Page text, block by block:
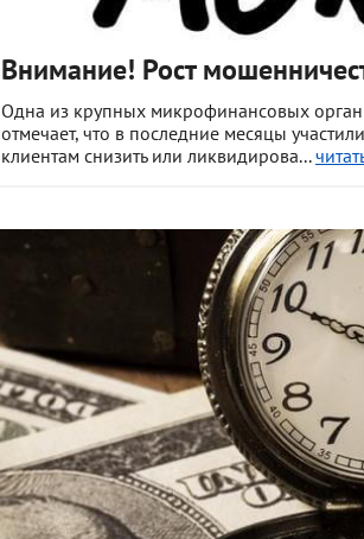
Внимание! Рост
Одна из крупных микрофинансовых
отмечает, что в последние месяцы
клиентам снизить или ликвидирова...